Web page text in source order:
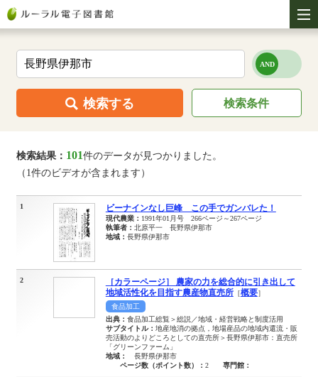
検索する 検索条件
検索結果： 101件のデータが見つかりました。
（1件のビデオが含まれます）
1 ビーナインなし巨峰 この手でガンバレた！
現代農業： 1991年01月号 266ページ～267ページ
執筆者： 北原平一 長野県伊那市
地域： 長野県伊那市
2
［カラーページ］ 農家の力を総合的に引き出して
地域活性化を目指す農産物直売所［概要］
食品加工
出典： 食品加工総覧＞総説／地域・経営戦略と制度活用
サブタイトル： 地産地消の拠点，地場産品の地域内還流・販
売活動のよりどころとしての直売所＞長野県伊那市：直売所
「グリーンファーム」
地域：
長野県伊那市
ページ数（ポイント数）： 2 専門館：